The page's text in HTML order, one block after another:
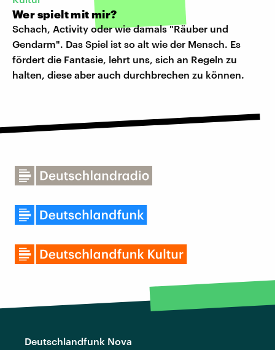
Wer spielt mit mir?
Schach, Activity oder wie damals "Räuber und
Gendarm". Das Spiel ist so alt wie der Mensch. Es
fördert die Fantasie, lehrt uns, sich an Regeln zu
halten, diese aber auch durchbrechen zu können.
Deutschlandfunk Nova